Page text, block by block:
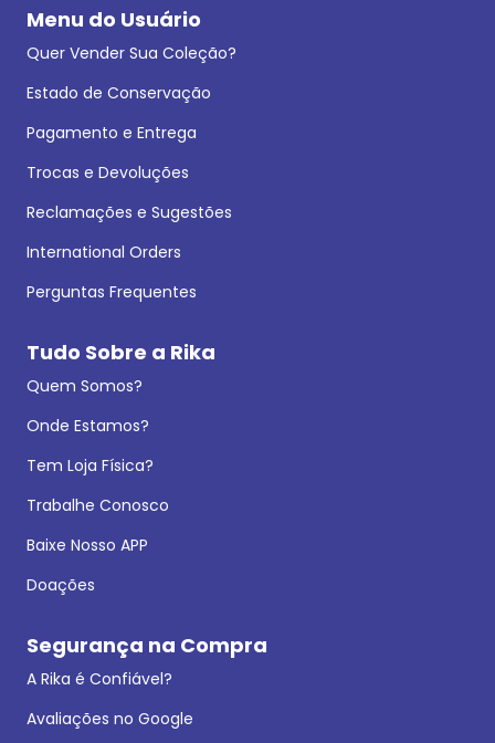
Menu do Usuário
Quer Vender Sua Coleção?
Estado de Conservação
Pagamento e Entrega
Trocas e Devoluções
Reclamações e Sugestões
International Orders
Perguntas Frequentes
Tudo Sobre a Rika
Quem Somos?
Onde Estamos?
Tem Loja Física?
Trabalhe Conosco
Baixe Nosso APP
Doações
Segurança na Compra
A Rika é Confiável?
Avaliações no Google